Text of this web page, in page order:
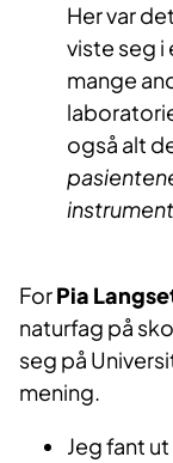
Her var
viste seg
mange
også alt
ForPia
naturfag på
seg på
mening.
Jeg fant